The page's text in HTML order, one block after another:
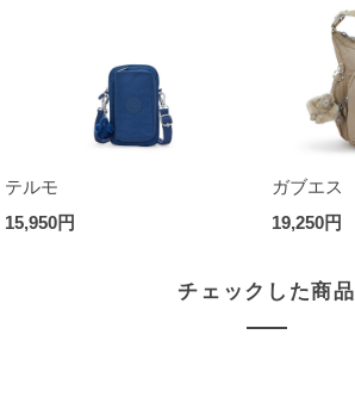
テルモ
15,950円
ガブエス
19,250円
チェックした商品